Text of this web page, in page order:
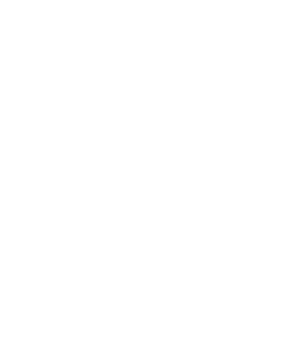
及僅供應給個人家庭的任何服務。
依據商業目的所設計，以及針對員工
) 之企業內部使用的任何服務 (簡稱
的消費者服務專為消費者量身打造，
無法適用於小型企業。
要一個帳戶來存取和使用服務。請務
、完整和最新的帳戶資訊 (包括有效
並保持此資訊為最新。若非如此，
停或終止閣下的帳戶。您的帳戶專用
庭或 SB，在特定服務允許的情況
他第三方不得出於任何目的使用此